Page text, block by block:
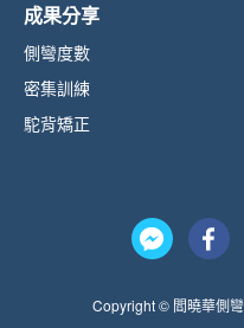
成果分享
側彎度數
密集訓練
駝背矯正
Copyright © 閻曉華側